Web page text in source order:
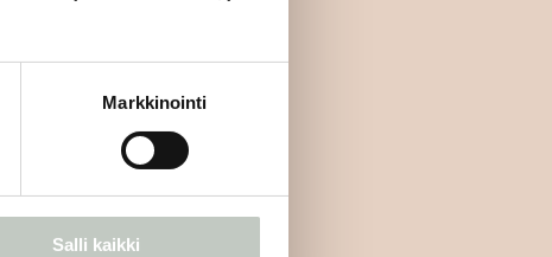
Markkinointi
Salli kaikki
joukossa: